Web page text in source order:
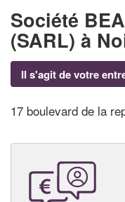
Société
(SARL) à
Il s'agit de votre
17 boulevard de la